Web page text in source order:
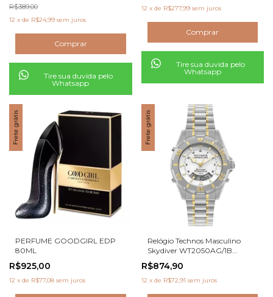
R$389,00
12 x de R$24,99 sem juros
Tire sua duvida pelo
Whatsapp
12 x de R$277,99 sem juros
Tire sua duvida pelo
Whatsapp
Frete grátis
PERFUME GOODGIRL EDP
80ML
R$925,00
12 x de R$77,08 sem juros
Frete grátis
Relógio Technos Masculino
Skydiver WT2050AG/1B
Anadigi
R$874,90
12 x de R$72,91 sem juros